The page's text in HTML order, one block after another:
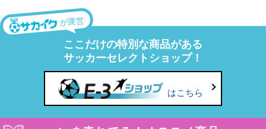
が運営
ここだけの特別な商品がある
サッカーセレクトショップ！
はこちら